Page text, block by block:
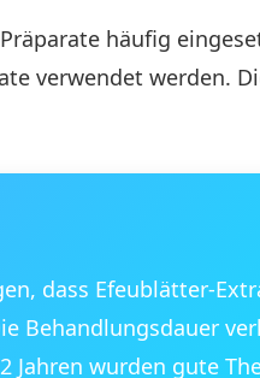
häufig
verwendet werden.
dass Efeublätter-
Behandlungsdauer
Jahren wurden gute